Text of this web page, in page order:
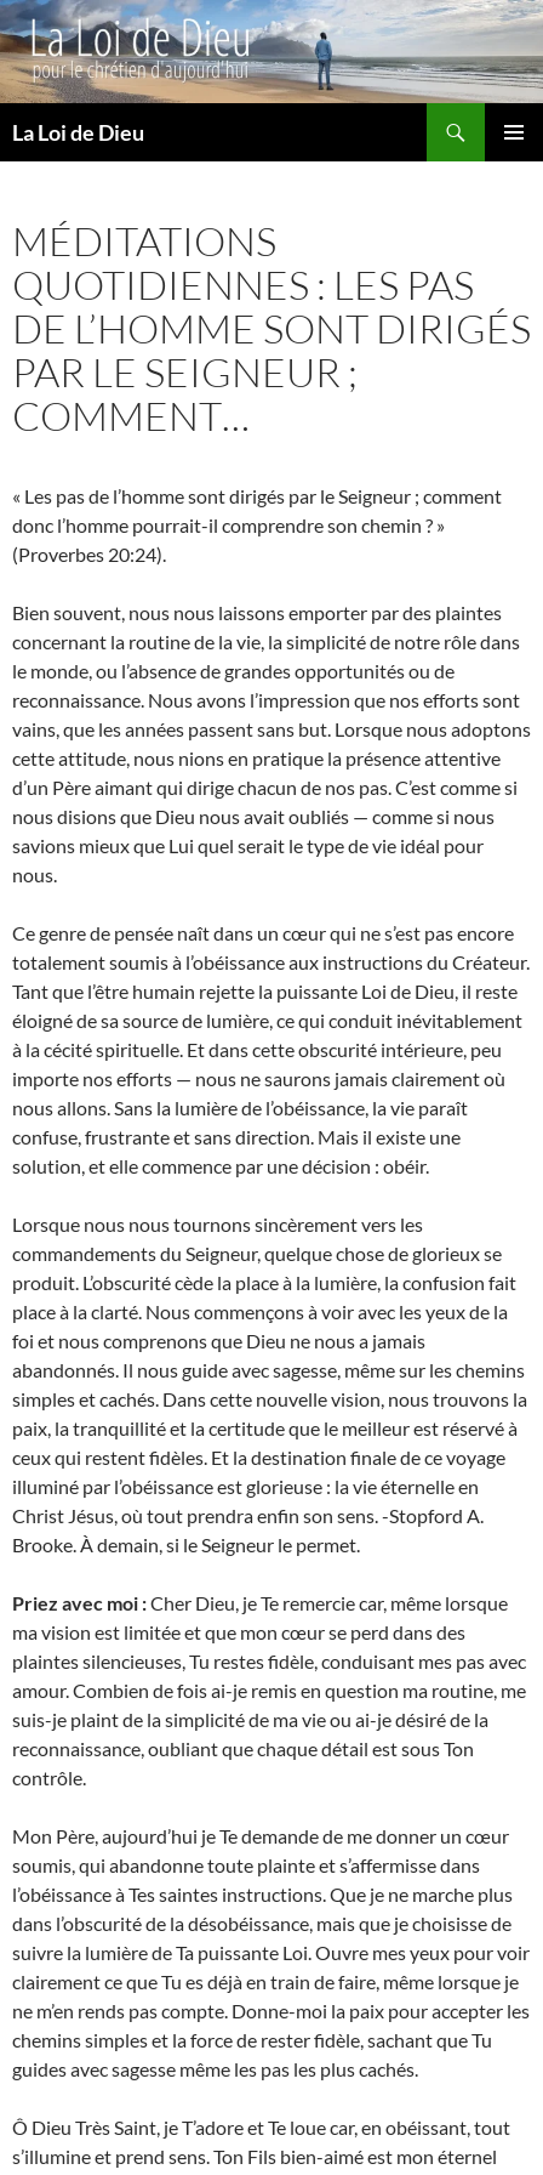
La Loi de Dieu
MÉDITATIONS
QUOTIDIENNES : LES PAS
DE L’HOMME SONT DIRIGÉS
PAR LE SEIGNEUR ;
COMMENT…
« Les pas de l’homme sont dirigés par le Seigneur ; comment
donc l’homme pourrait-il comprendre son chemin ? »
(Proverbes 20:24).
Bien souvent, nous nous laissons emporter par des plaintes
concernant la routine de la vie, la simplicité de notre rôle dans
le monde, ou l’absence de grandes opportunités ou de
reconnaissance. Nous avons l’impression que nos efforts sont
vains, que les années passent sans but. Lorsque nous adoptons
cette attitude, nous nions en pratique la présence attentive
d’un Père aimant qui dirige chacun de nos pas. C’est comme si
nous disions que Dieu nous avait oubliés — comme si nous
savions mieux que Lui quel serait le type de vie idéal pour
nous.
Ce genre de pensée naît dans un cœur qui ne s’est pas encore
totalement soumis à l’obéissance aux instructions du Créateur.
Tant que l’être humain rejette la puissante Loi de Dieu, il reste
éloigné de sa source de lumière, ce qui conduit inévitablement
à la cécité spirituelle. Et dans cette obscurité intérieure, peu
importe nos efforts — nous ne saurons jamais clairement où
nous allons. Sans la lumière de l’obéissance, la vie paraît
confuse, frustrante et sans direction. Mais il existe une
solution, et elle commence par une décision : obéir.
Lorsque nous nous tournons sincèrement vers les
commandements du Seigneur, quelque chose de glorieux se
produit. L’obscurité cède la place à la lumière, la confusion fait
place à la clarté. Nous commençons à voir avec les yeux de la
foi et nous comprenons que Dieu ne nous a jamais
abandonnés. Il nous guide avec sagesse, même sur les chemins
simples et cachés. Dans cette nouvelle vision, nous trouvons la
paix, la tranquillité et la certitude que le meilleur est réservé à
ceux qui restent fidèles. Et la destination finale de ce voyage
illuminé par l’obéissance est glorieuse : la vie éternelle en
Christ Jésus, où tout prendra enfin son sens. -Stopford A.
Brooke. À demain, si le Seigneur le permet.
Priez avec moi :Cher Dieu, je Te remercie car, même lorsque
ma vision est limitée et que mon cœur se perd dans des
plaintes silencieuses, Tu restes fidèle, conduisant mes pas avec
amour. Combien de fois ai-je remis en question ma routine, me
suis-je plaint de la simplicité de ma vie ou ai-je désiré de la
reconnaissance, oubliant que chaque détail est sous Ton
contrôle.
Mon Père, aujourd’hui je Te demande de me donner un cœur
soumis, qui abandonne toute plainte et s’affermisse dans
l’obéissance à Tes saintes instructions. Que je ne marche plus
dans l’obscurité de la désobéissance, mais que je choisisse de
suivre la lumière de Ta puissante Loi. Ouvre mes yeux pour voir
clairement ce que Tu es déjà en train de faire, même lorsque je
ne m’en rends pas compte. Donne-moi la paix pour accepter les
chemins simples et la force de rester fidèle, sachant que Tu
guides avec sagesse même les pas les plus cachés.
Ô Dieu Très Saint, je T’adore et Te loue car, en obéissant, tout
s’illumine et prend sens. Ton Fils bien-aimé est mon éternel